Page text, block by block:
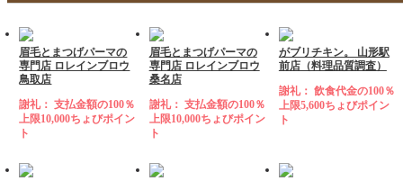
眉毛とまつげパーマの
専門店 ロレインブロウ
鳥取店
謝礼： 支払金額の100％
上限10,000ちょびポイン
ト
眉毛とまつげパーマの
専門店 ロレインブロウ
桑名店
謝礼： 支払金額の100％
上限10,000ちょびポイン
ト
がブリチキン。 山形駅
前店（料理品質調査）
謝礼： 飲食代金の100％
上限5,600ちょびポイン
ト